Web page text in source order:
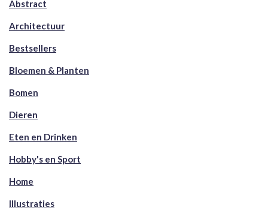
Abstract
Architectuur
Bestsellers
Bloemen & Planten
Bomen
Dieren
Eten en Drinken
Hobby's en Sport
Home
Illustraties